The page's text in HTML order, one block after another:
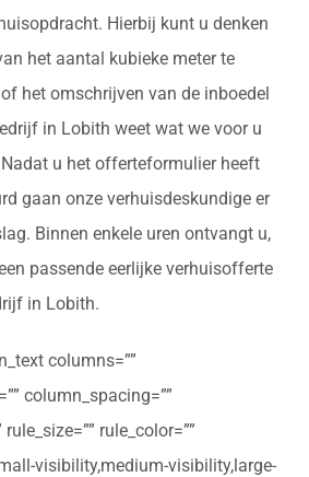
Hierbij kunt u denken
het aantal kubieke meter te
het omschrijven van de inboedel
in Lobith weet wat we voor u
u het offerteformulier heeft
gaan onze verhuisdeskundige er
Binnen enkele uren ontvangt u,
passende eerlijke verhuisofferte
in Lobith.
columns=””
column_spacing=””
rule_color=””
visibility,medium-visibility,large-